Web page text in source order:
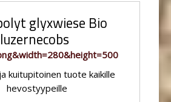
glyxwiese Bio
luzernecobs
kuitupitoinen tuote kaikille
hevostyypeille